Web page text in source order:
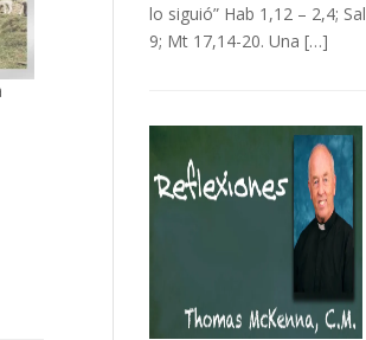
lo siguió” Hab 1,12 – 2,4; Sal
9; Mt 17,14-20. Una […]